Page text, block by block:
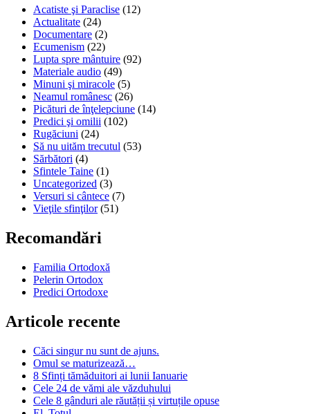
Acatiste şi Paraclise (12)
Actualitate (24)
Documentare (2)
Ecumenism (22)
Lupta spre mântuire (92)
Materiale audio (49)
Minuni şi miracole (5)
Neamul românesc (26)
Picături de înţelepciune (14)
Predici şi omilii (102)
Rugăciuni (24)
Să nu uităm trecutul (53)
Sărbători (4)
Sfintele Taine (1)
Uncategorized (3)
Versuri si cântece (7)
Vieţile sfinţilor(51)
Recomandări
Familia Ortodoxă
Pelerin Ortodox
Predici Ortodoxe
Articole recente
Căci singur nu sunt de ajuns.
Omul se maturizează…
8 Sfinți tămăduitori ai lunii Ianuarie
Cele 24 de vămi ale văzduhului
Cele 8 gânduri ale răutății și virtuțile opuse